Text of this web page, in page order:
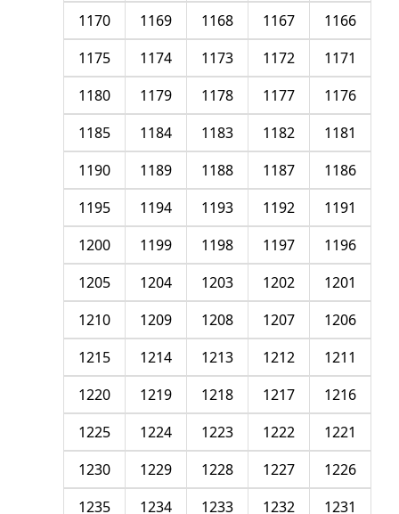
1166
1167
1168
1169
1170
1171
1172
1173
1174
1175
1176
1177
1178
1179
1180
1181
1182
1183
1184
1185
1186
1187
1188
1189
1190
1191
1192
1193
1194
1195
1196
1197
1198
1199
1200
1201
1202
1203
1204
1205
1206
1207
1208
1209
1210
1211
1212
1213
1214
1215
1216
1217
1218
1219
1220
1221
1222
1223
1224
1225
1226
1227
1228
1229
1230
1231
1232
1233
1234
1235